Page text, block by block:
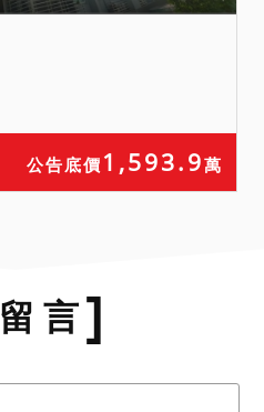
公告底價 1,593.9萬
留 言